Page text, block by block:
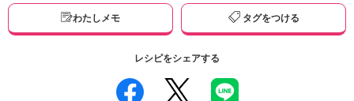
わたしメモ タグをつける
レシピをシェアする